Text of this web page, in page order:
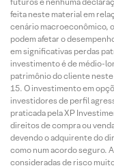
feita neste material em
cenário macroeconômico,
podem afetar o
em significativas perdas
investimento é de médio-
patrimônio do cliente
O investimento em
investidores de perfil
praticada pela XP
direitos de compra ou
devendo o adquirente do
como num acordo seguro.
consideradas de risco